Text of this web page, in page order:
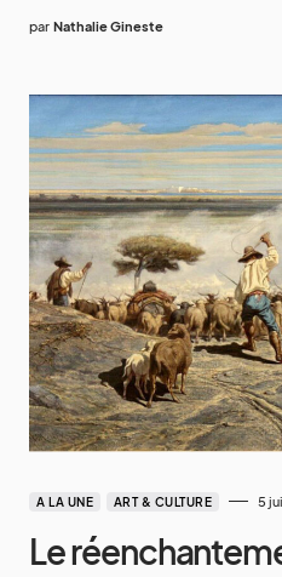
par Nathalie Gineste
A LA UNE ART & CULTURE 5
Le